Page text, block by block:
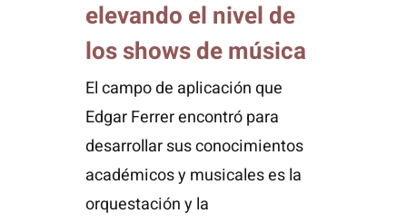
elevando el nivel de
los shows de música
El campo de aplicación que
Edgar Ferrer encontró para
desarrollar sus conocimientos
académicos y musicales es la
orquestación y la